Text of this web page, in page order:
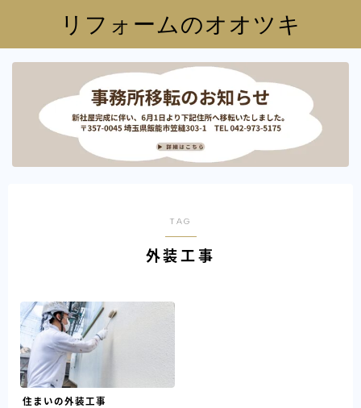
リフォームのオオツキ
TAG
外装工事
住まいの外装工事